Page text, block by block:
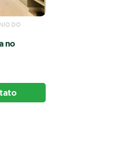
DO
no